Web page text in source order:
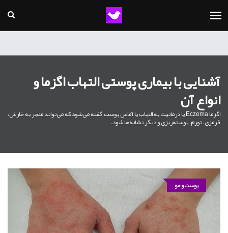
آشنایی با بیماری پوستی التهاب اگزما و
انواع آن
اگزما Eczema یا درماتیت به التهاب یا آماس پوست گفته می‌شود که می‌تواند منجر به خارش،
قرمزی، تورم، پوسته‌ریزی و دیگر نشانه‌ها شود.
پوست و مو